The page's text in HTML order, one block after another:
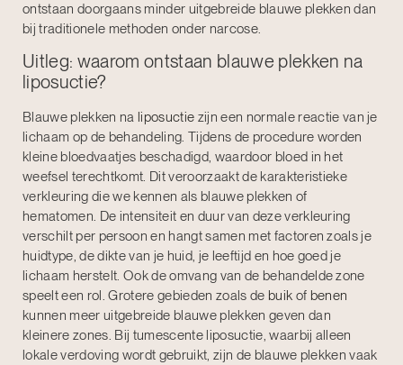
ontstaan doorgaans minder uitgebreide blauwe plekken dan
bij traditionele methoden onder narcose.
Uitleg: waarom ontstaan blauwe plekken na
liposuctie?
Blauwe plekken na liposuctie zijn een normale reactie van je
lichaam op de behandeling. Tijdens de procedure worden
kleine bloedvaatjes beschadigd, waardoor bloed in het
weefsel terechtkomt. Dit veroorzaakt de karakteristieke
verkleuring die we kennen als blauwe plekken of
hematomen. De intensiteit en duur van deze verkleuring
verschilt per persoon en hangt samen met factoren zoals je
huidtype, de dikte van je huid, je leeftijd en hoe goed je
lichaam herstelt. Ook de omvang van de behandelde zone
speelt een rol. Grotere gebieden zoals de buik of benen
kunnen meer uitgebreide blauwe plekken geven dan
kleinere zones. Bij tumescente liposuctie, waarbij alleen
lokale verdoving wordt gebruikt, zijn de blauwe plekken vaak